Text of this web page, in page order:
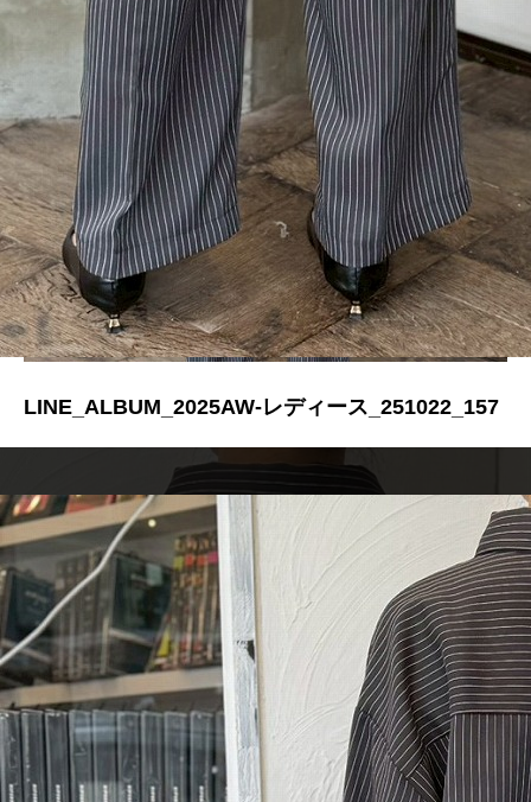
LINE_ALBUM_2025AW-レディース_251022_157